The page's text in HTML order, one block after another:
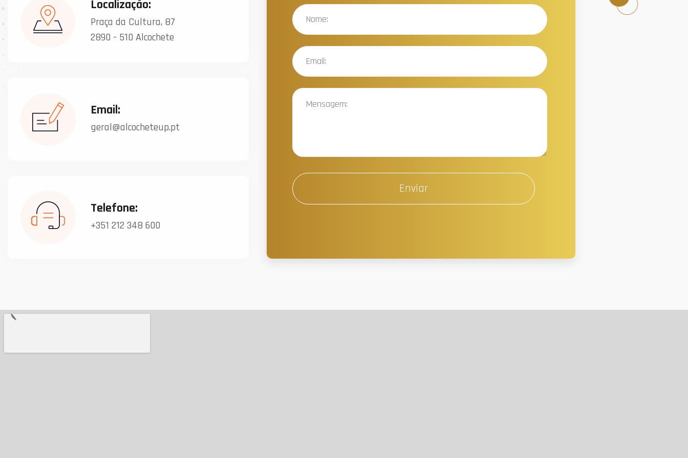
Localização:
Praça da Cultura, 87
2890 - 510 Alcochete
Email:
geral@alcocheteup.pt
Telefone:
+351 212 348 600